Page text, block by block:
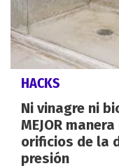
HACKS
Ni vinagre ni
MEJOR
orificios de la
presión